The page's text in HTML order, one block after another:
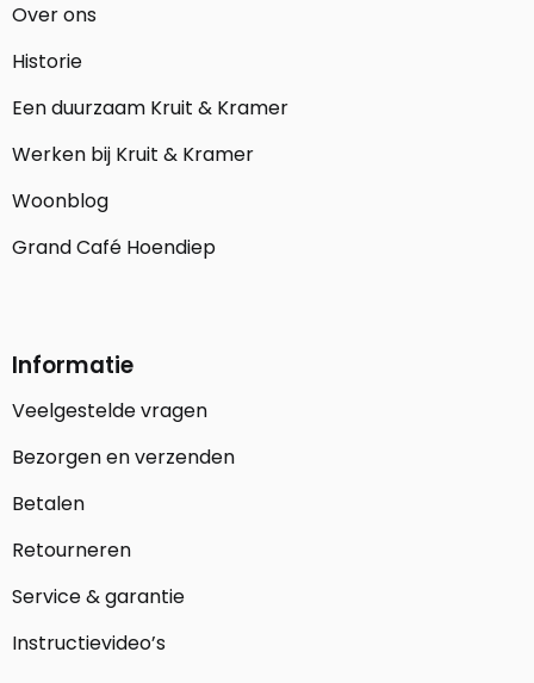
Over ons
Historie
Een duurzaam Kruit & Kramer
Werken bij Kruit & Kramer
Woonblog
Grand Café Hoendiep
Informatie
Veelgestelde vragen
Bezorgen en verzenden
Betalen
Retourneren
Service & garantie
Instructievideo’s